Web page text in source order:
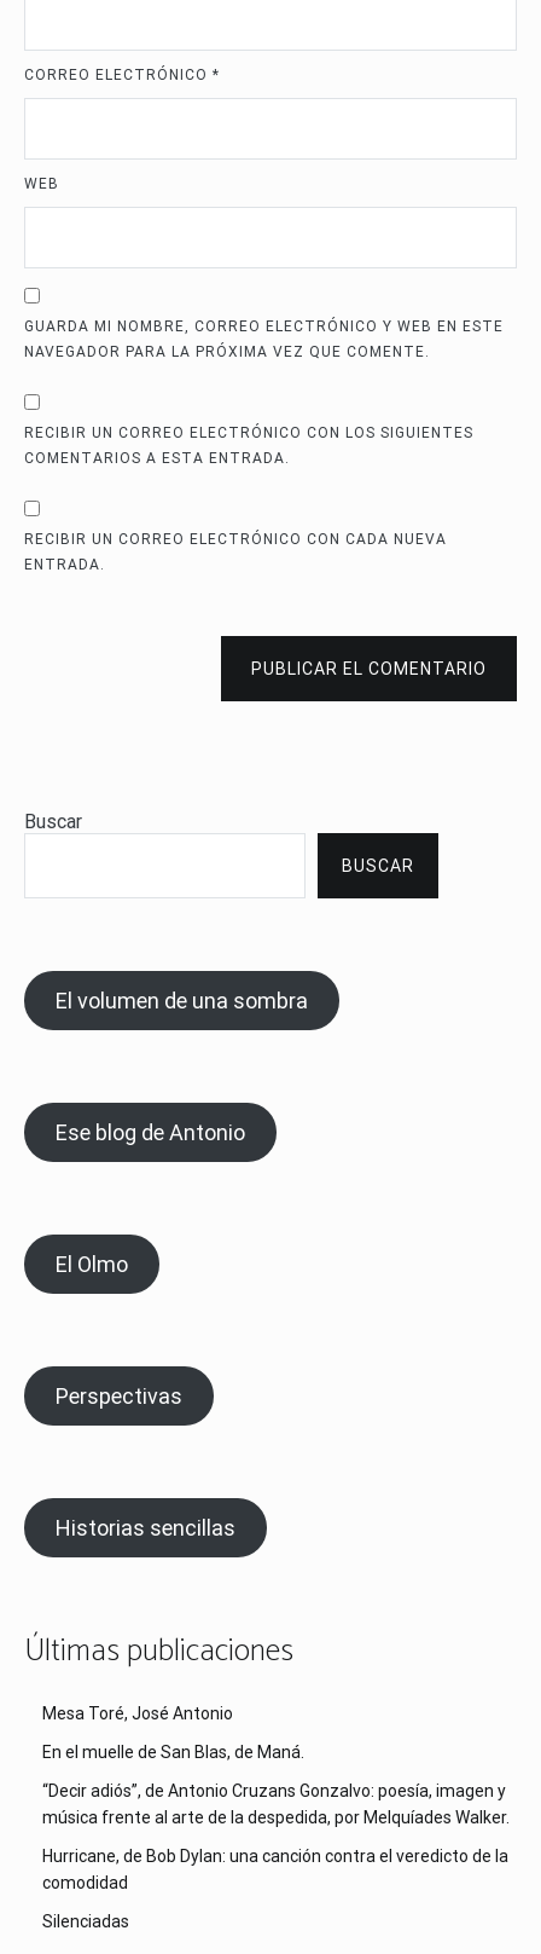
CORREO ELECTRÓNICO *
WEB
GUARDA MI NOMBRE, CORREO ELECTRÓNICO Y WEB EN ESTE
NAVEGADOR PARA LA PRÓXIMA VEZ QUE COMENTE.
RECIBIR UN CORREO ELECTRÓNICO CON LOS SIGUIENTES
COMENTARIOS A ESTA ENTRADA.
RECIBIR UN CORREO ELECTRÓNICO CON CADA NUEVA
ENTRADA.
PUBLICAR EL COMENTARIO
Buscar
BUSCAR
El volumen de una sombra
Ese blog de Antonio
El Olmo
Perspectivas
Historias sencillas
Últimas publicaciones
Mesa Toré, José Antonio
En el muelle de San Blas, de Maná.
“Decir adiós”, de Antonio Cruzans Gonzalvo: poesía, imagen y
música frente al arte de la despedida, por Melquíades Walker.
Hurricane, de Bob Dylan: una canción contra el veredicto de la
comodidad
Silenciadas